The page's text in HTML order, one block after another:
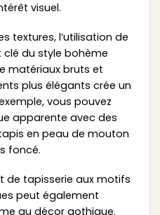
visuel.
textures, l’utilisation de
du style bohème
matériaux bruts et
plus élégants crée un
vous pouvez
apparente avec des
en peau de mouton
foncé.
de tapisserie aux motifs
peut également
au décor gothique.